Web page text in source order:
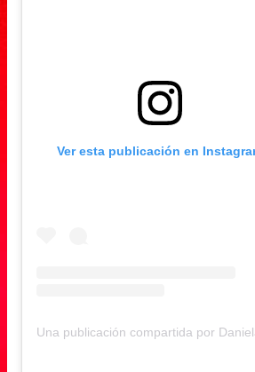
Ver esta publicación en